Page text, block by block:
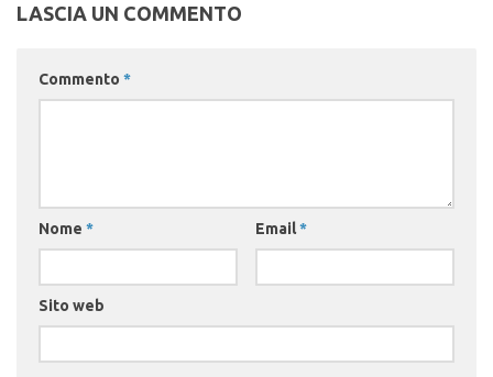
LASCIA UN COMMENTO
Commento *
Nome * Email*
Sito web